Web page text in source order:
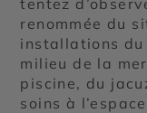
renommée du
installations du
milieu de la
piscine, du
soins à